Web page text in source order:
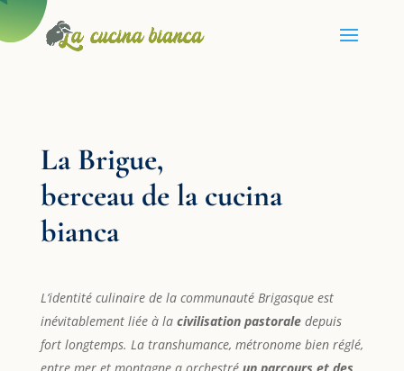
La Brigue,
berceau de la cucina
bianca
L’identité culinaire de la communauté Brigasque est
inévitablement liée à la civilisation pastoraledepuis
fort longtemps. La transhumance, métronome bien réglé,